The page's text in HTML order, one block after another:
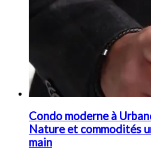
Condo moderne à
Nature et commodités
main